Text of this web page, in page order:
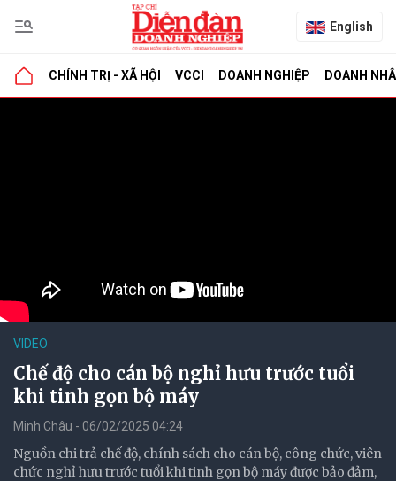
English
CHÍNH TRỊ - XÃ HỘI VCCI DOANH NGHIỆP DOANH
VIDEO
Chế độ cho cán bộ nghỉ hưu trước tuổi
khi tinh gọn bộ máy
Minh Châu - 06/02/2025 04:24
Nguồn chi trả chế độ, chính sách cho cán bộ, công chức, viên
chức nghỉ hưu trước tuổi khi tinh gọn bộ máy được bảo đảm,